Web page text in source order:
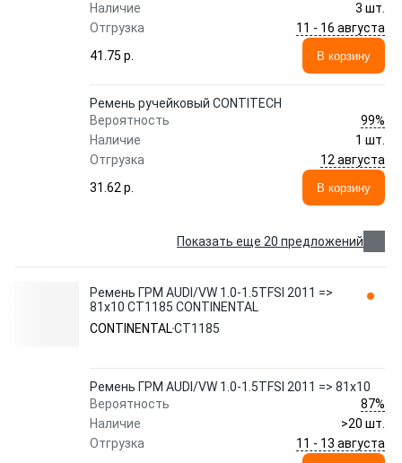
Наличие
3 шт.
Отгрузка
11 - 16 августа
41.75 p.
В корзину
Ремень ручейковый CONTITECH
Вероятность
99%
Наличие
1 шт.
Отгрузка
12 августа
31.62 p.
В корзину
Показать еще 20 предложений
Ремень ГРМ AUDI/VW 1.0-1.5TFSI 2011 =>
81х10 CT1185 CONTINENTAL
CONTINENTALCT1185
Ремень ГРМ AUDI/VW 1.0-1.5TFSI 2011 => 81х10
Вероятность
87%
Наличие
>20 шт.
Отгрузка
11 - 13 августа